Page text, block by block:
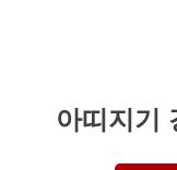
아띠지기